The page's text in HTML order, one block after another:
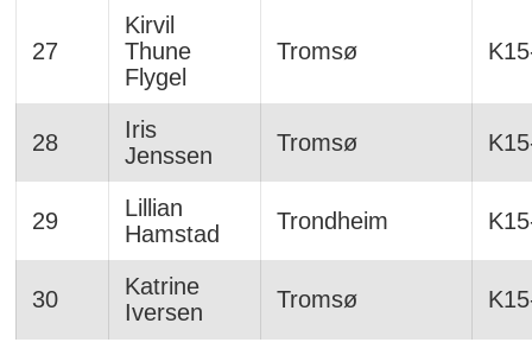
27
Kirvil
Thune
Flygel
Tromsø
28
Iris
Jenssen
Tromsø
29
Lillian
Hamstad
Trondheim
30
Katrine
Iversen
Tromsø